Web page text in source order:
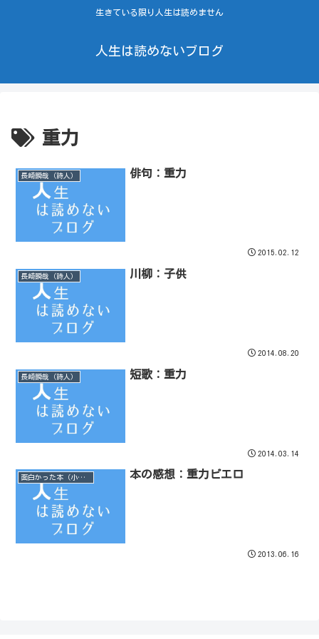
生きている限り人生は読めません
人生は読めないブログ
重力
長崎瞬哉（詩人） 俳句：重力
2015.02.12
長崎瞬哉（詩人） 川柳：子供
2014.08.20
長崎瞬哉（詩人） 短歌：重力
2014.03.14
面白かった本（小説） 本の感想：重力ピエロ
2013.06.16